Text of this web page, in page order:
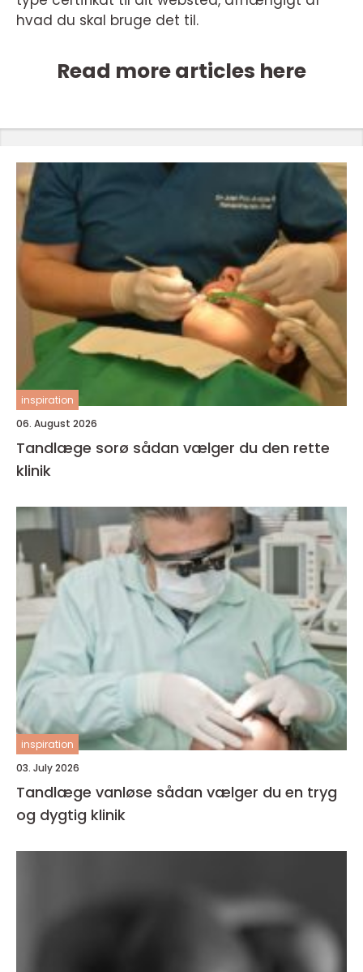
hvad du skal bruge det til.
Read more articles here
inspiration
06. August 2026
Tandlæge sorø sådan vælger du den rette
klinik
inspiration
03. July 2026
Tandlæge vanløse sådan vælger du en tryg
og dygtig klinik